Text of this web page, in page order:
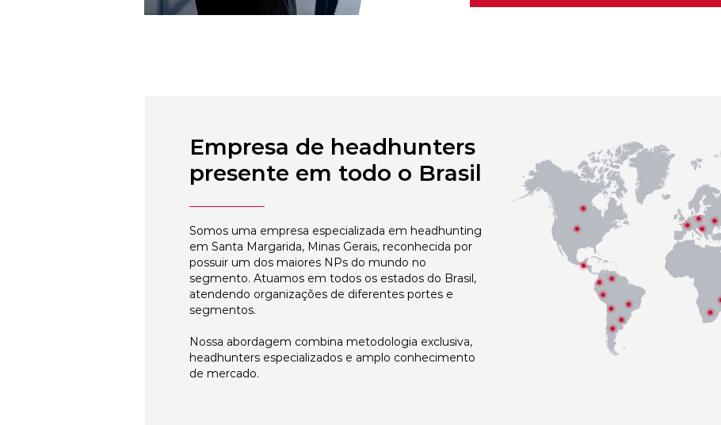
Empresa de headhunters
presente em todo o Brasil
Somos uma empresa especializada em headhunting
em Santa Margarida, Minas Gerais, reconhecida por
possuir um dos maiores NPs do mundo no
segmento. Atuamos em todos os estados do Brasil,
atendendo organizações de diferentes portes e
segmentos.
Nossa abordagem combina metodologia exclusiva,
headhunters especializados e amplo conhecimento
de mercado.